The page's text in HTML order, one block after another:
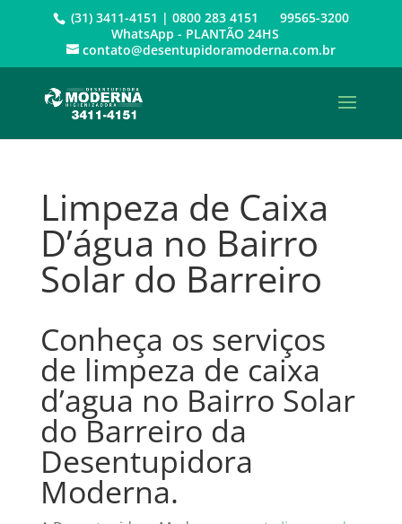
(31) 3411-4151 | 0800 283 4151 99565-3200
WhatsApp - PLANTÃO 24HS
contato@desentupidoramoderna.com.br
Limpeza de Caixa
D’água no Bairro
Solar do Barreiro
Conheça os serviços
de limpeza de caixa
d’agua no Bairro Solar
do Barreiro da
Desentupidora
Moderna.